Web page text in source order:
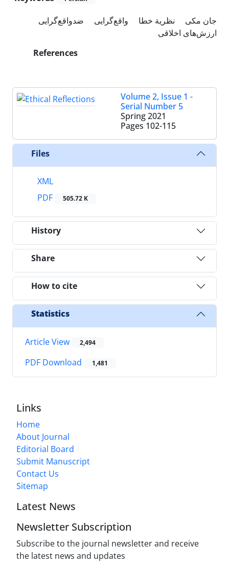
جان مکی نظریة خطا واقع‌گرایی
ضدواقع‌گرایی
ارزش‌های اخلاقی
References
Volume 2, Issue 1 -
Serial Number 5
Spring 2021
Pages 102-115
Files
XML
PDF
505.72 K
History
Share
How to cite
Statistics
Article View 2,494
PDF Download 1,481
Links
Home
About Journal
Editorial Board
Submit Manuscript
Contact Us
Sitemap
Latest News
Newsletter Subscription
Subscribe to the journal newsletter and receive
the latest news and updates